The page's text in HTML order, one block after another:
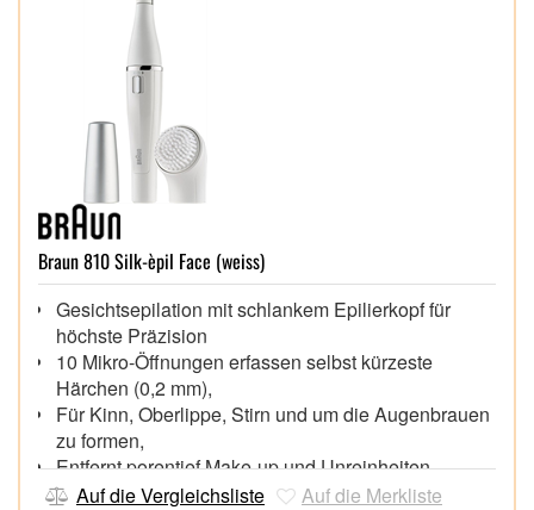
Braun 810 Silk-èpil Face (weiss)
Gesichtsepilation mit schlankem Epilierkopf für
höchste Präzision
10 Mikro-Öffnungen erfassen selbst kürzeste
Härchen (0,2 mm),
Für Kinn, Oberlippe, Stirn und um die Augenbrauen
zu formen,
Entfernt porentief Make-up und Unreinheiten,
Verfeinert und peelt die Haut durch Mikro-
Auf die Vergleichsliste Auf die Merkliste